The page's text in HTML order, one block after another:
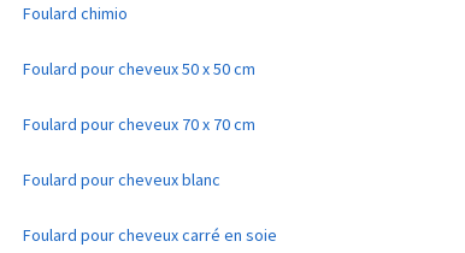
Foulard chimio
Foulard pour cheveux 50 x 50 cm
Foulard pour cheveux 70 x 70 cm
Foulard pour cheveux blanc
Foulard pour cheveux carré en soie